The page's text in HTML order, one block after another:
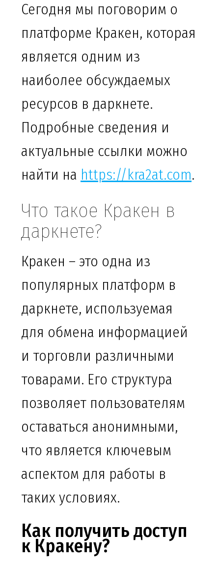
Сегодня мы поговорим о
платформе Кракен, которая
является одним из
наиболее обсуждаемых
ресурсов в даркнете.
Подробные сведения и
актуальные ссылки можно
найти на https://kra2at.com.
Что такое Кракен в
даркнете?
Кракен – это одна из
популярных платформ в
даркнете, используемая
для обмена информацией
и торговли различными
товарами. Его структура
позволяет пользователям
оставаться анонимными,
что является ключевым
аспектом для работы в
таких условиях.
Как получить доступ
к Кракену?